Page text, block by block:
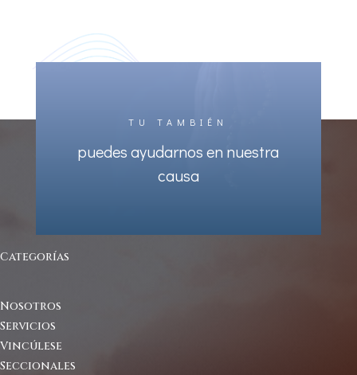
TU TAMBIÉN
puedes ayudarnos en nuestra
causa
Categorías
Nosotros
Servicios
Vincúlese
Seccionales